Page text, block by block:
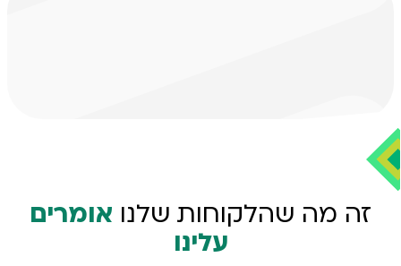
זה מה שהלקוחות שלנו אומרים
עלינו